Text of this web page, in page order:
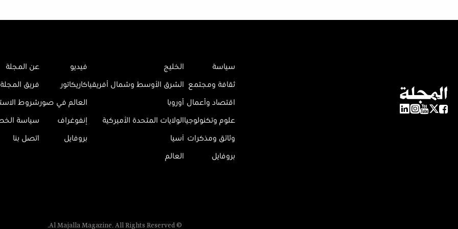
سياسة
ثقافة ومجتمع
اقتصاد وأعمال
علوم وتكنولوجيا
وثائق ومذكرات
بروفايل
الخليج
الشرق الأوسط وشمال أفريقيا
أوروبا
الولايات المتحدة الأميركية
آسيا
العالم
فيديو
كاريكاتور
العالم في صور
إنفوغراف
بروفايل
عن المجلة
فريق المجلة
شروط
سياسة
اتصل بنا
© Al Majalla Magazine. All Rights Reserved.